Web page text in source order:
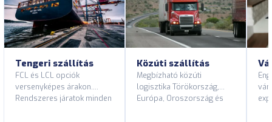
Tengeri szállítás
FCL és LCL opciók
versenyképes árakon.
Rendszeres járatok minden
Közúti szállítás
Megbízható közúti
logisztika Törökország,
Európa, Oroszország és